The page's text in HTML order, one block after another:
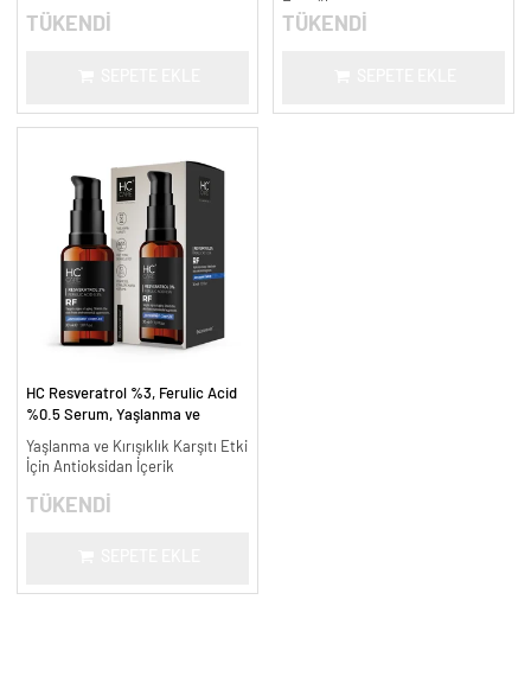
TÜKENDİ TÜKENDİ
HC Resveratrol %3, Ferulic Acid
%0.5 Serum, Yaşlanma ve
Yaşlanma ve Kırışıklık Karşıtı Etki
İçin Antioksidan İçerik
TÜKENDİ